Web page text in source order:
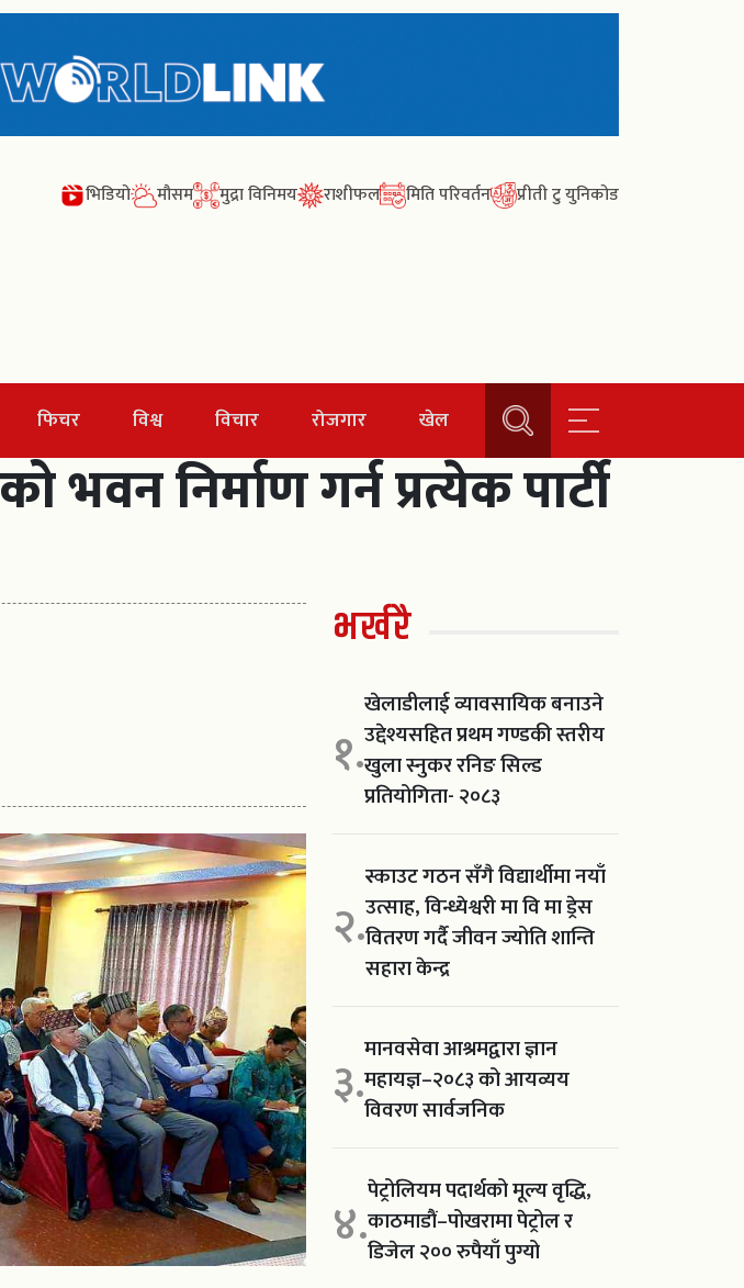
भिडियो मौसम मुद्रा विनिमय राशीफल मिति परिवर्तन प्रीती टु युनिकोड
फिचर विश्व विचार रोजगार खेल
निर्माण गर्न प्रत्येक पार्टी
भर्खरै
१.
खेलाडीलाई व्यावसायिक बनाउने
उद्देश्यसहित प्रथम गण्डकी स्तरीय
खुला स्नुकर रनिङ सिल्ड
प्रतियोगिता- २०८३
२.
स्काउट गठन सँगै विद्यार्थीमा नयाँ
उत्साह, विन्ध्येश्वरी मा वि मा ड्रेस
वितरण गर्दै जीवन ज्योति शान्ति
सहारा केन्द्र
३.मानवसेवा आश्रमद्वारा ज्ञान
महायज्ञ–२०८३ को आयव्यय
विवरण सार्वजनिक
४.पेट्रोलियम पदार्थको मूल्य वृद्धि,
काठमाडौं–पोखरामा पेट्रोल र
डिजेल २०० रुपैयाँ पुग्यो